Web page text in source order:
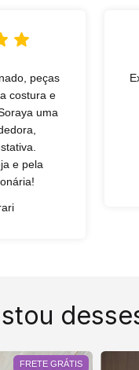
peças
costura e
uma
e pela
FRETE GRÁTIS